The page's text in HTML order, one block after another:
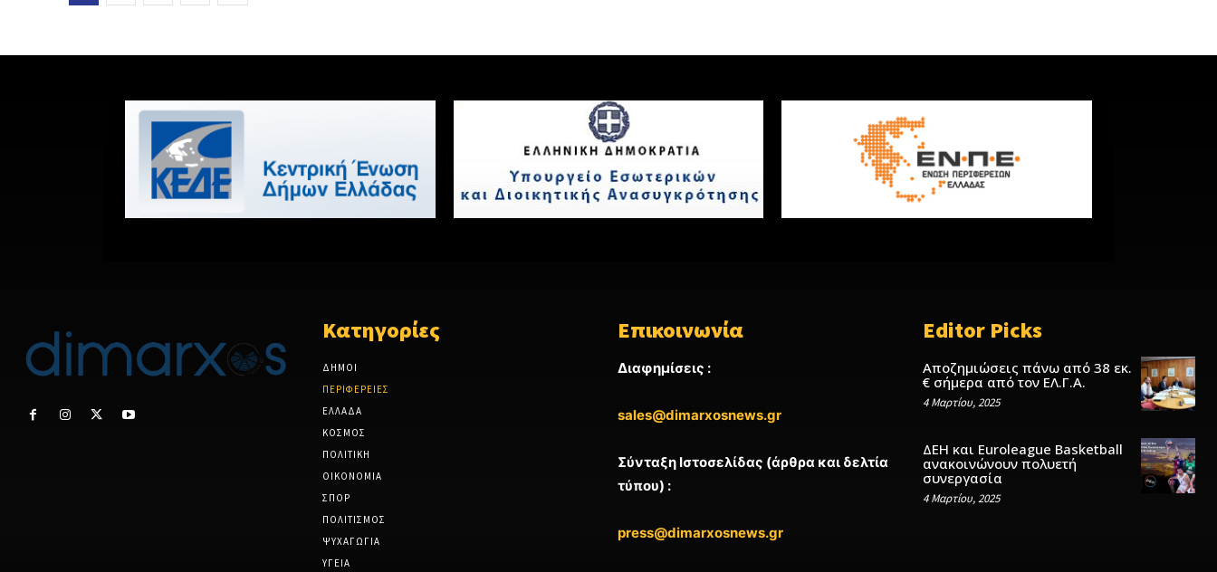
Κατηγορίες
ΔΗΜΟΙ
ΠΕΡΙΦΕΡΕΙΕΣ
ΕΛΛΑΔΑ
ΚΟΣΜΟΣ
ΠΟΛΙΤΙΚΗ
ΟΙΚΟΝΟΜΙΑ
ΣΠΟΡ
ΠΟΛΙΤΙΣΜΟΣ
ΨΥΧΑΓΩΓΙΑ
ΥΓΕΙΑ
Επικοινωνία
Διαφημίσεις :
sales@dimarxosnews.gr
Σύνταξη Ιστοσελίδας (άρθρα και δελτία
τύπου) :
press@dimarxosnews.gr
Editor Picks
Αποζημιώσεις πάνω από 38 εκ.
€ σήμερα από τον ΕΛ.Γ.Α.
4 Μαρτίου, 2025
ΔΕΗ και Euroleague Basketball
ανακοινώνουν πολυετή
συνεργασία
4 Μαρτίου, 2025